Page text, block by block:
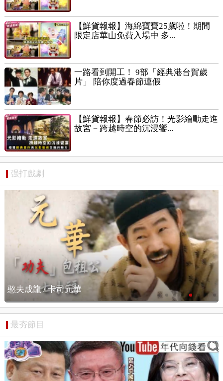
【鮮貨報報】海綿寶寶25歲啦！期間
限定店華山免費入場中 多...
一路看到開工！ 9部「經典港台賀歲
片」 陪你度過春節連假
【鮮貨報報】春節必訪！光影繪動走進
故宮－跨越時空的沉浸饗...
强打戲劇
憨夫成龍 / 搶先看
最夯節目